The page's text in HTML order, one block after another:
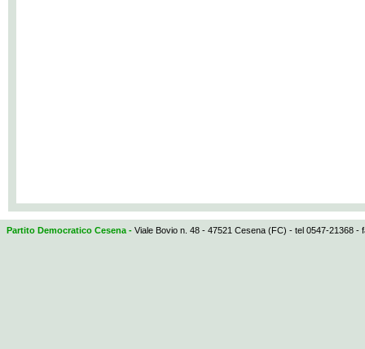
Partito Democratico Cesena - Viale Bovio n. 48 - 47521 Cesena (FC) - tel 0547-21368 -